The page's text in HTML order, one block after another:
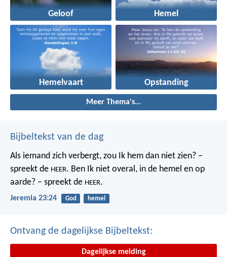
Geloof Hemel
Hemelvaart Opstanding
Meer Thema's...
Bijbeltekst van de dag
Als iemand zich verbergt, zou Ik hem dan niet zien? –
spreekt de HEER. Ben Ik niet overal, in de hemel en op
aarde? – spreekt de HEER.
Jeremia 23:24 God hemel
Ontvang de dagelijkse Bijbeltekst:
Dagelijkse melding